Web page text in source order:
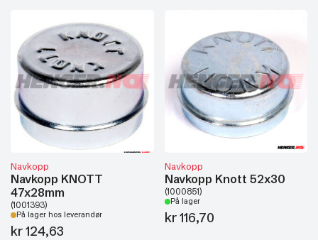
Navkopp
Navkopp KNOTT
47x28mm
(1001393)
På lager hos leverandør
kr124,63
Navkopp
Navkopp Knott 52x30
(1000851)
På lager
kr116,70